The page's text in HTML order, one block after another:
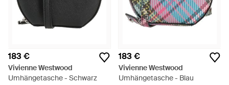
183 €
Vivienne Westwood
Umhängetasche - Schwarz
183 €
Vivienne Westwood
Umhängetasche - Blau